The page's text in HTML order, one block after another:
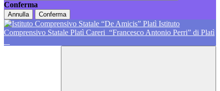
Conferma
Annulla Conferma
Istituto
Comprensivo Statale Platì Careri “Francesco Antonio Perri” di Platì